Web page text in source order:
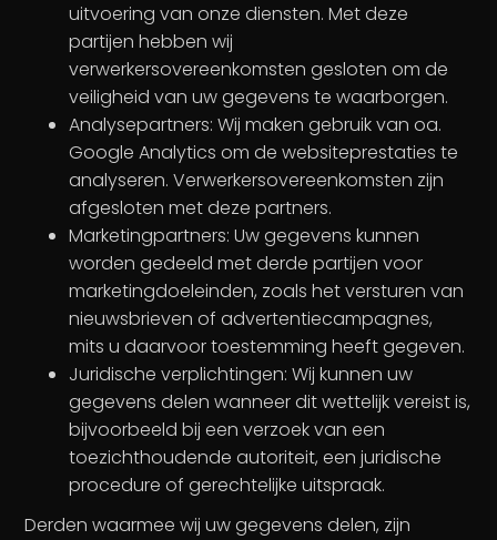
uitvoering van onze diensten. Met deze
partijen hebben wij
verwerkersovereenkomsten gesloten om de
veiligheid van uw gegevens te waarborgen.
Analysepartners: Wij maken gebruik van oa.
Google Analytics om de websiteprestaties te
analyseren. Verwerkersovereenkomsten zijn
afgesloten met deze partners.
Marketingpartners: Uw gegevens kunnen
worden gedeeld met derde partijen voor
marketingdoeleinden, zoals het versturen van
nieuwsbrieven of advertentiecampagnes,
mits u daarvoor toestemming heeft gegeven.
Juridische verplichtingen: Wij kunnen uw
gegevens delen wanneer dit wettelijk vereist is,
bijvoorbeeld bij een verzoek van een
toezichthoudende autoriteit, een juridische
procedure of gerechtelijke uitspraak.
Derden waarmee wij uw gegevens delen, zijn